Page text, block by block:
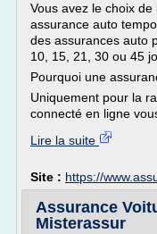
Vous avez le choix
assurance auto
des assurances auto
10, 15, 21, 30 ou 45
Pourquoi une
Uniquement pour la
connecté en ligne
Lire la suite
Site : https://
Assurance
Misterassur